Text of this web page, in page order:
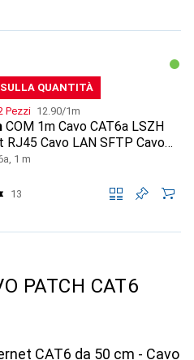
QUANTITÀ
Pezzi CHF
12.90/1m
COM 1m Cavo CAT6a LSZH
RJ45 Cavo LAN SFTP Cavo
Cavo Installazione Abgesc
1 m
13
PATCH CAT6
CAT6 da 50 cm - Cavo